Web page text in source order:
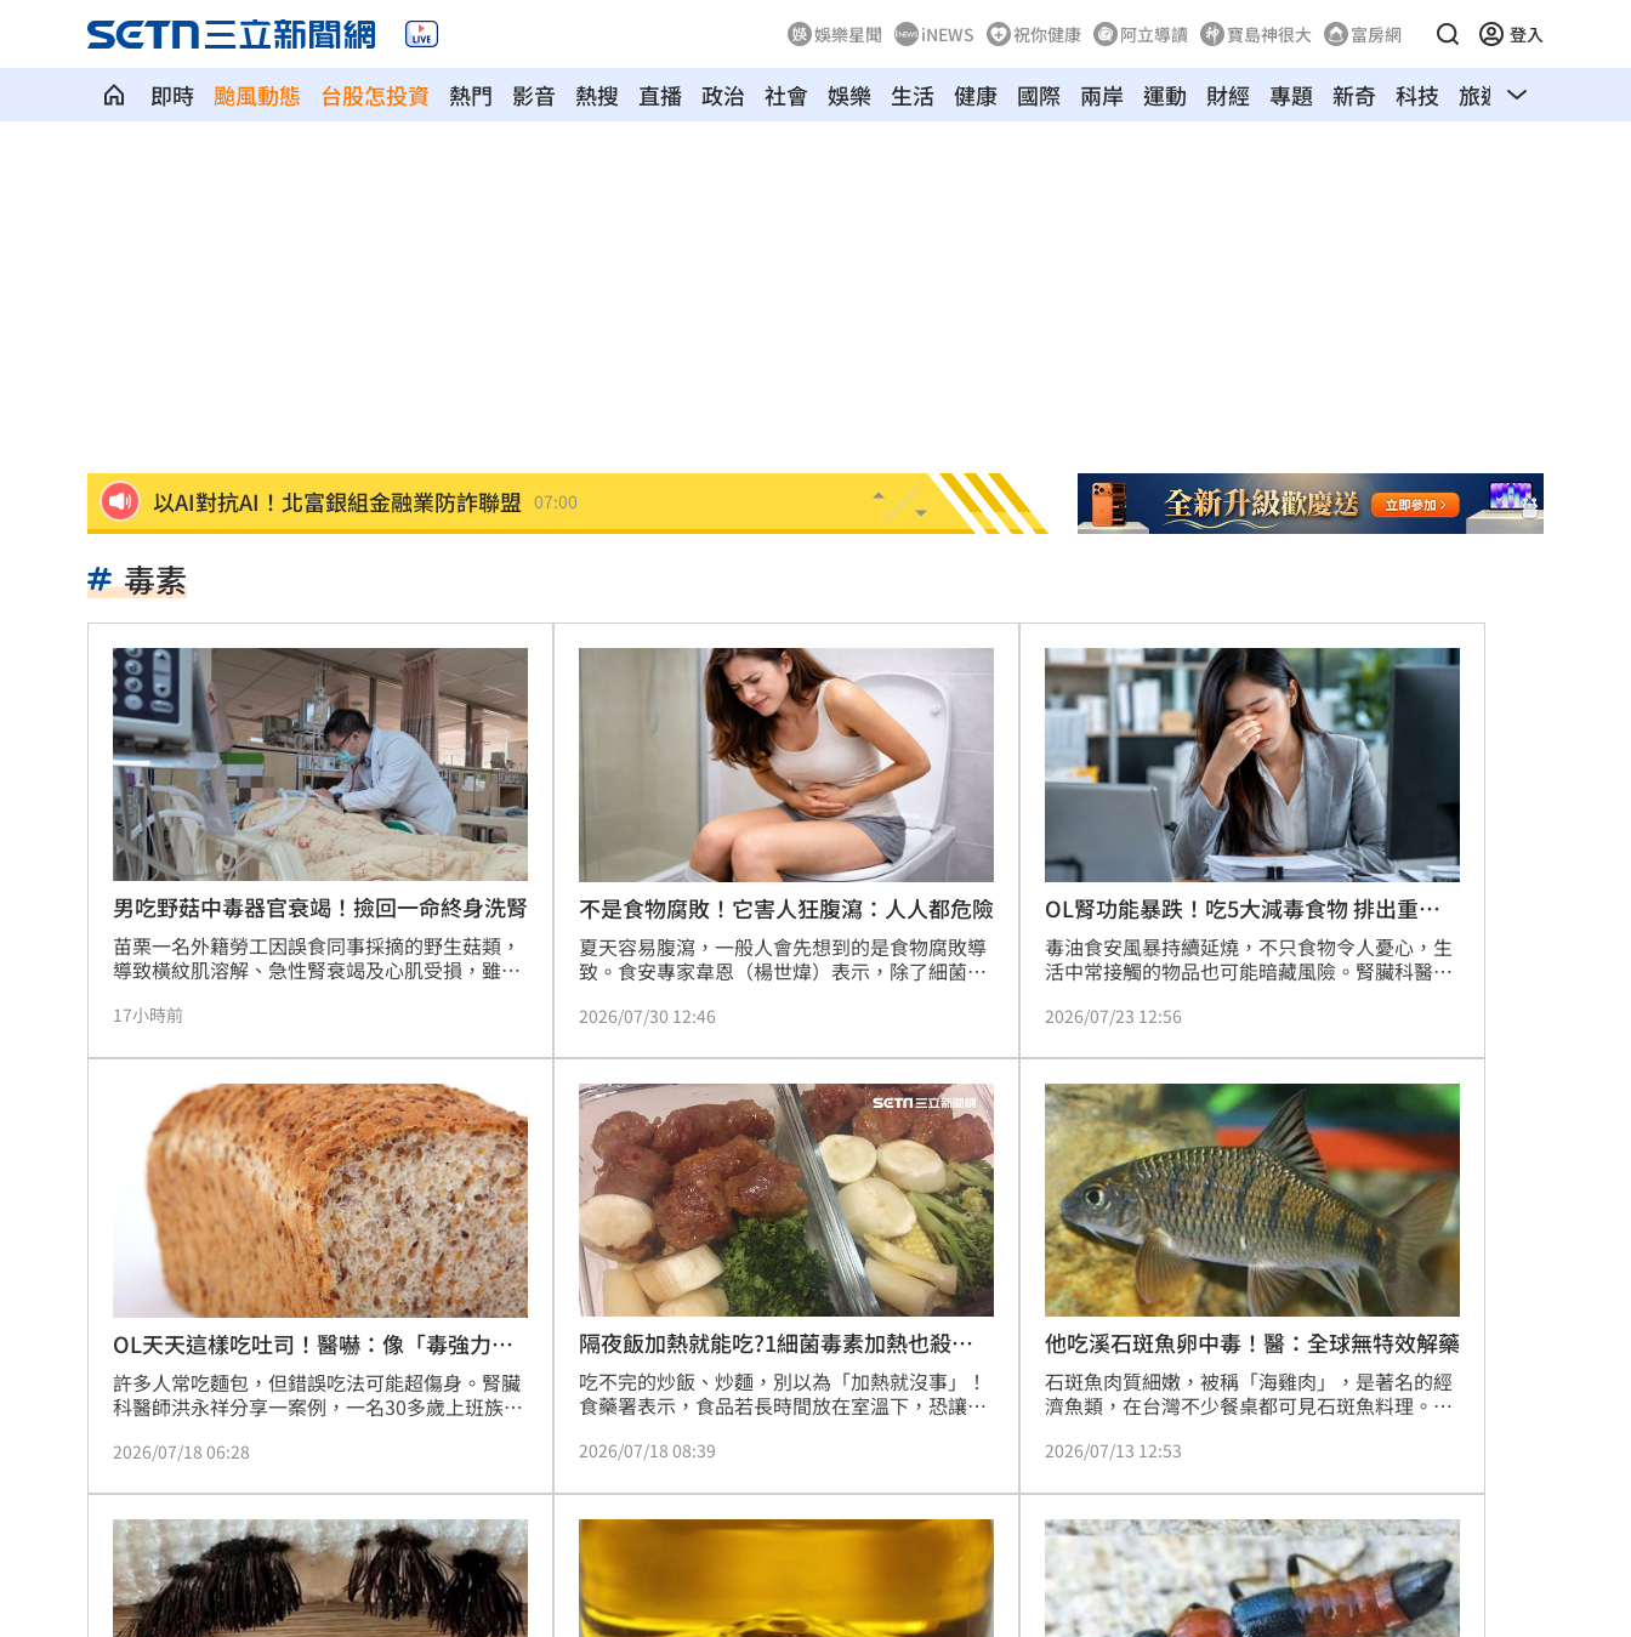
娛樂星聞 iNEWS 祝你健康 阿立導讀 寶島神很大 富房網 登入
即時 颱風動態 台股怎投資 熱門 影音 熱搜 直播 政治 社會 娛樂 生活 健康 國際 兩岸 運動 財經 專題 新奇 科技 旅遊 汽車
以AI對抗AI！北富銀組金融業防詐聯盟 07:00
王凱靈堂照惹淚 竟是「送媽媽的禮物」
新／國道事故！車卡匝道…駕駛受困、昏迷
7縣市大雨特報開轟 白海豚減慢、雨炸3天
國道傳嚴重事故！2車碰撞「撇頭」3人送醫
盤前／台指夜盤彈285點 台股拚延續反彈
美股多收黑！道瓊跌464點 費半小漲39點 06:12
今迎立秋！「5星座、5生肖」財運旺到爆
白海豚恐發陸警？專家曝暴風圈觸陸2關鍵 06:08
網紅肥大叔猝逝！網淚：一直覺得怪 06:07
白海豚最快今發海警！專家曝停班停課機率 06:06
「這10檔」領漲狂飆！海外ETF反攻 06:05
19歲男上國道「離奇火燒車」3人急逃保命 06:04
台灣彩券開獎直播中 20:31
LIVE三立+24小時直播 15:27
三立iNEWS新聞台線上直播
理想混蛋號召粉絲跨海追星吃美食！
毒素
男吃野菇中毒器官衰竭！撿回一命終身洗腎
苗栗一名外籍勞工因誤食同事採摘的野生菇類，
導致橫紋肌溶解、急性腎衰竭及心肌受損，雖經
大千綜合醫院醫師郭維元提醒，許多毒菇外觀與
「顏色鮮豔才有毒」等網路迷思。醫師強調防毒
三大重點：不採不食未明菇類、破除錯誤辨識迷
思、誤食時保留樣本並即刻就醫。民眾應購買經
檢驗合格的菇類，切勿憑經驗採摘野菇，以免微
量毒素造成不可逆的器官損傷，甚至危及生命安
全，切勿拿健康當賭注。
17小時前
不是食物腐敗！它害人狂腹瀉：人人都危險
夏天容易腹瀉，一般人會先想到的是食物腐敗導
致。食安專家韋恩（楊世煒）表示，除了細菌在
降低人體腸道對外界的防禦力，導致毒素更易侵
出，高溫下補充益生菌能幫助身體排除毒素。
2026/07/30 12:46
OL腎功能暴跌！吃5大減毒食物 排出重金
屬
毒油食安風暴持續延燒，不只食物令人憂心，生
活中常接觸的物品也可能暗藏風險。腎臟科醫師
且常喝手搖飲，健檢發現腎功能指標掉到80分，
對此分享「5大護腎減毒害」食物，幫助抗氧化
壓力與發炎，減少腎臟負擔。
2026/07/23 12:56
OL天天這樣吃吐司！醫嚇：像「毒強力
膠」
許多人常吃麵包，但錯誤吃法可能超傷身。腎臟
科醫師洪永祥分享一案例，一名30多歲上班族女
每天早上只吃全麥吐司，且連任何果醬都不抹
溫烘烤會產生「毒素」，吃進身體，就像是微血
管的「毒強力膠」。
2026/07/18 06:28
隔夜飯加熱就能吃?1細菌毒素加熱也殺不
掉
吃不完的炒飯、炒麵，別以為「加熱就沒事」！
食藥署表示，食品若長時間放在室溫下，恐讓
毒素仍可能存在，讓人在食用後引發腸胃不適。
2026/07/18 08:39
他吃溪石斑魚卵中毒！醫：全球無特效解藥
石斑魚肉質細嫩，被稱「海雞肉」，是著名的經
濟魚類，在台灣不少餐桌都可見石斑魚料理。市
斑魚（石賓魚，俗稱石斑、石冰仔），雖然名稱
州一名45歲男子日前吃了野生溪石斑魚卵後，突
然劇烈中毒，被緊急送醫搶救，醫生警告，由於
野生溪石斑魚卵毒性超強，含有耐高溫的神經毒
素「雪卡毒素」（Ciguatoxins），目前全球還
沒有特效解
2026/07/13 12:53